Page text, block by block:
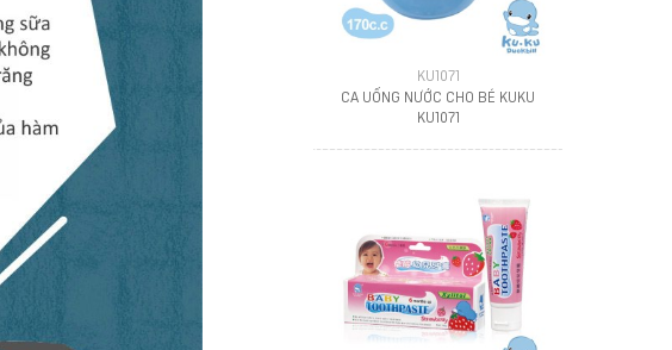
KU1071
CA UỐNG NƯỚC CHO BÉ KUKU
KU1071